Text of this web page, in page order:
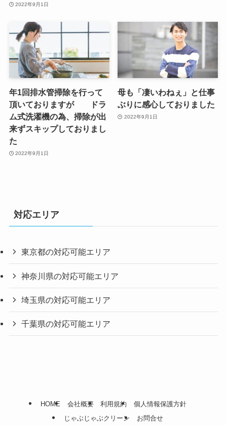
2022年9月1日
年1回排水管掃除を行って
頂いておりますが ドラ
ム式洗濯機の為、掃除が出
来ずスキップしておりまし
た
2022年9月1日
母も「凄いわねぇ」と仕事
ぶりに感心しておりました
2022年9月1日
対応エリア
東京都の対応可能エリア
神奈川県の対応可能エリア
埼玉県の対応可能エリア
千葉県の対応可能エリア
HOME 会社概要 利用規約
個人情報保護方針
じゃぶじゃぶクリーン
お問合せ